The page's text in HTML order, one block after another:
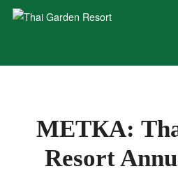
МЕТКА:
Resort